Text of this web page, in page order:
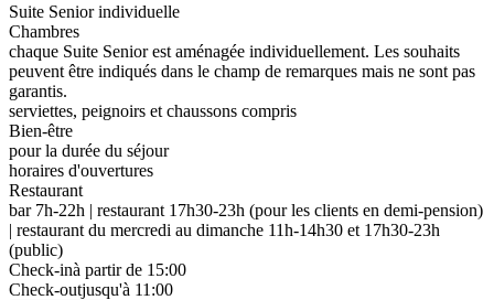
Suite Senior individuelle
Chambres
chaque Suite Senior est aménagée individuellement. Les souhaits
peuvent être indiqués dans le champ de remarques mais ne sont pas
garantis.
serviettes, peignoirs et chaussons compris
Bien-être
pour la durée du séjour
horaires d'ouvertures
Restaurant
bar 7h-22h | restaurant 17h30-23h (pour les clients en demi-pension)
| restaurant du mercredi au dimanche 11h-14h30 et 17h30-23h
(public)
Check-inà partir de 15:00
Check-outjusqu'à 11:00